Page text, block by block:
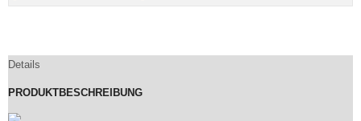
Details
PRODUKTBESCHREIBUNG